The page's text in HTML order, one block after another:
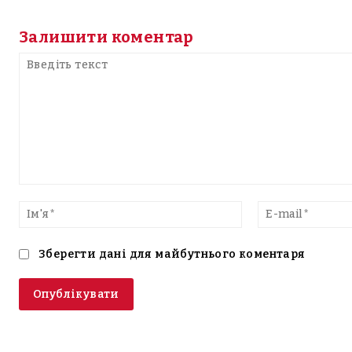
Залишити коментар
текст
Ім'я*
Зберегти дані для майбутнього коментаря